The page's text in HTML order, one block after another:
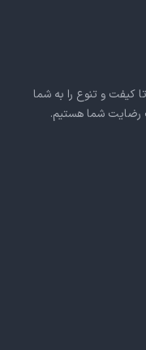
کیفت و تنوع را به شما
رضایت شما هستیم.